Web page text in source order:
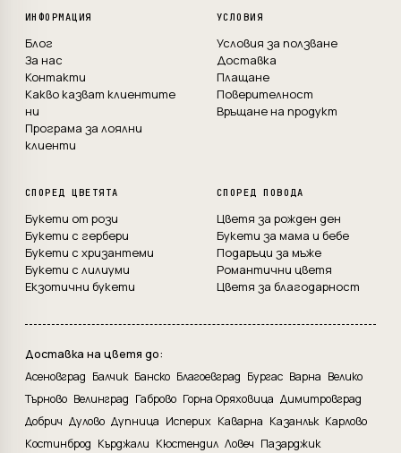
ИНФОРМАЦИЯ
Блог
За нас
Контакти
Какво казват клиентите
ни
Програма за лоялни
клиенти
УСЛОВИЯ
Условия за ползване
Доставка
Плащане
Поверителност
Връщане на продукт
СПОРЕД ЦВЕТЯТА
Букети от рози
Букети с гербери
Букети с хризантеми
Букети с лилиуми
Екзотични букети
СПОРЕД ПОВОДА
Цветя за рожден ден
Букети за мама и бебе
Подаръци за мъже
Романтични цветя
Цветя за благодарност
Доставка на цветя до:
Асеновград Балчик Банско Благоевград Бургас Варна Велико
Търново Велинград Габрово Горна Оряховица Димитровград
Добрич Дулово Дупница Исперих Каварна Казанлък Карлово
Костинброд Кърджали Кюстендил Ловеч Пазарджик